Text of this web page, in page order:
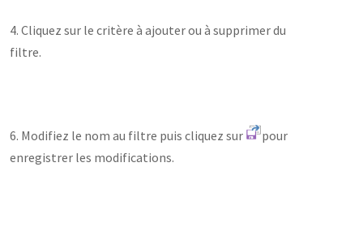
4. Cliquez sur le critère à ajouter ou à supprimer du
filtre.
6. Modifiez le nom au filtre puis cliquez sur
pour
enregistrer les modifications.